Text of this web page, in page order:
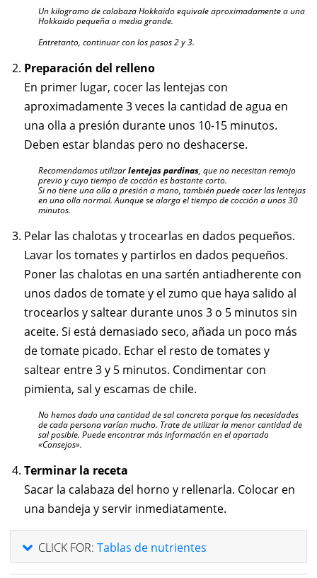
Un kilogramo de calabaza Hokkaido equivale aproximadamente a una
Hokkaido pequeña o media grande.
Entretanto, continuar con los pasos 2 y 3.
Preparación del relleno
En primer lugar, cocer las lentejas con
aproximadamente 3 veces la cantidad de agua en
una olla a presión durante unos 10-15 minutos.
Deben estar blandas pero no deshacerse.
Recomendamos utilizarlentejas pardinas, que no necesitan remojo
previo y cuyo tiempo de cocción es bastante corto.
Si no tiene una olla a presión a mano, también puede cocer las lentejas
en una olla normal. Aunque se alarga el tiempo de cocción a unos 30
minutos.
Pelar las chalotas y trocearlas en dados pequeños.
Lavar los tomates y partirlos en dados pequeños.
Poner las chalotas en una sartén antiadherente con
unos dados de tomate y el zumo que haya salido al
trocearlos y saltear durante unos 3 o 5 minutos sin
aceite. Si está demasiado seco, añada un poco más
de tomate picado. Echar el resto de tomates y
saltear entre 3 y 5 minutos. Condimentar con
pimienta, sal y escamas de chile.
No hemos dado una cantidad de sal concreta porque las necesidades
de cada persona varían mucho. Trate de utilizar la menor cantidad de
sal posible. Puede encontrar más información en el apartado
«Consejos».
Terminar la receta
Sacar la calabaza del horno y rellenarla. Colocar en
una bandeja y servir inmediatamente.
CLICK FOR: Tablas de nutrientes